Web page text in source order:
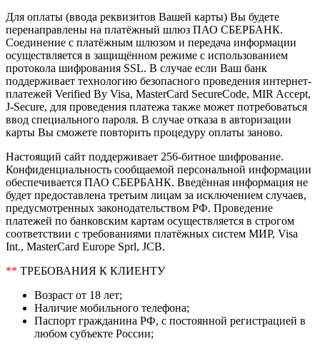
Для оплаты (ввода реквизитов Вашей карты) Вы будете
перенаправлены на платёжный шлюз ПАО СБЕРБАНК.
Соединение с платёжным шлюзом и передача информации
осуществляется в защищённом режиме с использованием
протокола шифрования SSL. В случае если Ваш банк
поддерживает технологию безопасного проведения интернет-
платежей Verified By Visa, MasterCard SecureCode, MIR Accept,
J-Secure, для проведения платежа также может потребоваться
ввод специального пароля. В случае отказа в авторизации
карты Вы сможете повторить процедуру оплаты заново.
Настоящий сайт поддерживает 256-битное шифрование.
Конфиденциальность сообщаемой персональной информации
обеспечивается ПАО СБЕРБАНК. Введённая информация не
будет предоставлена третьим лицам за исключением случаев,
предусмотренных законодательством РФ. Проведение
платежей по банковским картам осуществляется в строгом
соответствии с требованиями платёжных систем МИР, Visa
Int., MasterCard Europe Sprl, JCB.
** ТРЕБОВАНИЯ К КЛИЕНТУ
Возраст от 18 лет;
Наличие мобильного телефона;
Паспорт гражданина РФ, с постоянной регистрацией в
любом субъекте России;